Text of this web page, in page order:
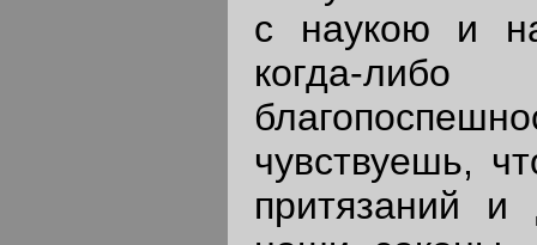
с наукою и
когда-
чувствуешь,
притязаний и